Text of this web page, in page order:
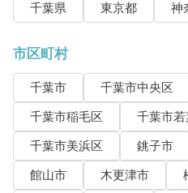
千葉県
東京都 神
市区町村
千葉市 千葉市中央区
千葉市稲毛区
千葉市若
千葉市美浜区
銚子市
館山市
木更津市